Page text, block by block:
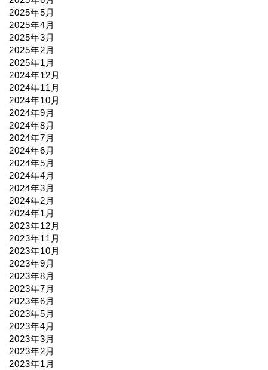
2025年5月
2025年4月
2025年3月
2025年2月
2025年1月
2024年12月
2024年11月
2024年10月
2024年9月
2024年8月
2024年7月
2024年6月
2024年5月
2024年4月
2024年3月
2024年2月
2024年1月
2023年12月
2023年11月
2023年10月
2023年9月
2023年8月
2023年7月
2023年6月
2023年5月
2023年4月
2023年3月
2023年2月
2023年1月